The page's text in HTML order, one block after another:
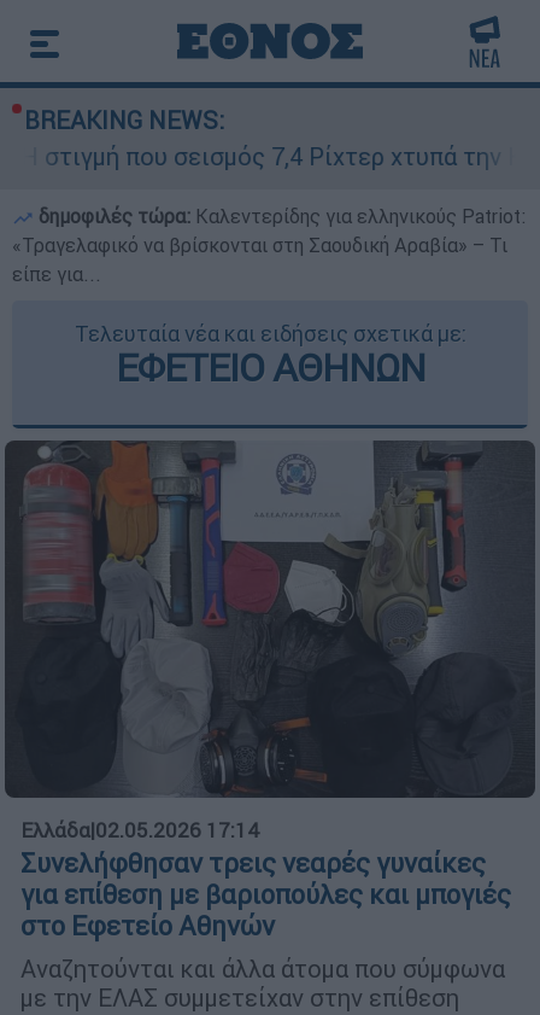
BREAKING NEWS:
σεισμός 7,4 Ρίχτερ χτυπά την Κολομβία -
δημοφιλές τώρα: Καλεντερίδης για ελληνικούς Patriot:
«Τραγελαφικό να βρίσκονται στη Σαουδική Αραβία» – Τι
είπε για...
Τελευταία νέα και ειδήσεις σχετικά με:
ΕΦΕΤΕΙΟ ΑΘΗΝΩΝ
Ελλάδα|02.05.2026 17:14
Συνελήφθησαν τρεις νεαρές γυναίκες
για επίθεση με βαριοπούλες και μπογιές
στο Εφετείο Αθηνών
Αναζητούνται και άλλα άτομα που σύμφωνα
με την ΕΛΑΣ συμμετείχαν στην επίθεση